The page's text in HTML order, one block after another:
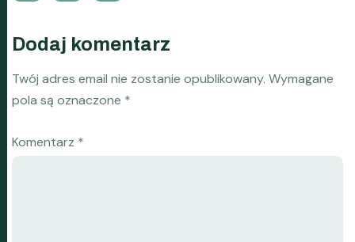
Dodaj komentarz
Twój adres email nie zostanie opublikowany. Wymagane
pola są oznaczone *
Komentarz *